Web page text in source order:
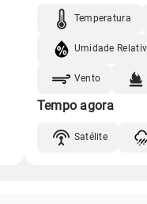
Temperatura
Umidade
Vento
Tempo agora
Satélite